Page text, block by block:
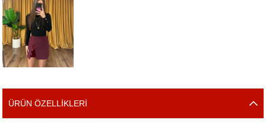
ÜRÜN ÖZELLIKLERI